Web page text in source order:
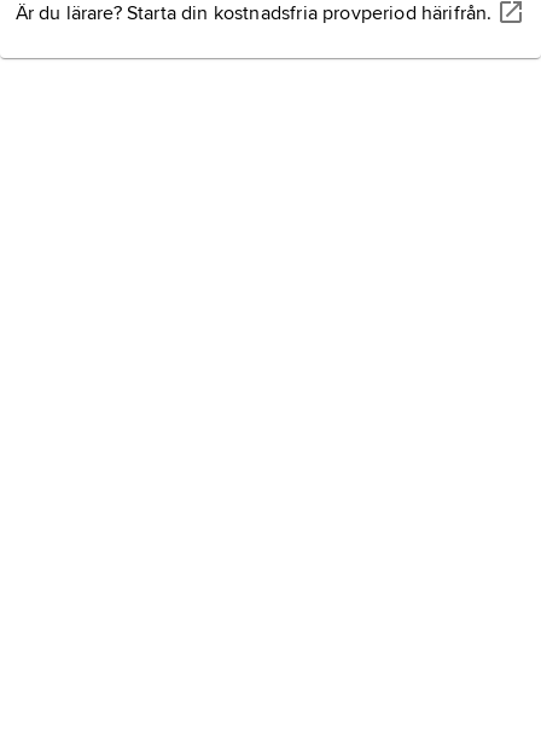
Är du lärare? Starta din kostnadsfria provperiod härifrån.